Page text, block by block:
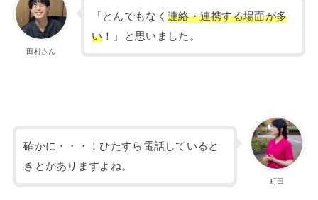
田村さん
「とんでもなく 連絡・連携する場面が多
い ！」と思いました。
町田
確かに・・・！ひたすら電話していると
きとかありますよね。